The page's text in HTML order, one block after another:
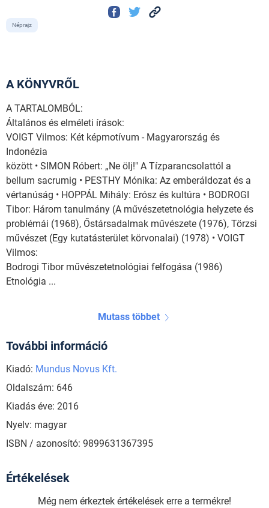
Néprajz
A KÖNYVRŐL
A TARTALOMBÓL:
Általános és elméleti írások:
VOIGT Vilmos: Két képmotívum - Magyarország és
Indonézia
között • SIMON Róbert: „Ne ölj!" A Tízparancsolattól a
bellum sacrumig • PESTHY Mónika: Az emberáldozat és a
vértanúság • HOPPÁL Mihály: Erósz és kultúra • BODROGI
Tibor: Három tanulmány (A művészetetnológia helyzete és
problémái (1968), Őstársadalmak művészete (1976), Törzsi
művészet (Egy kutatásterület körvonalai) (1978) • VOIGT
Vilmos:
Bodrogi Tibor művészetetnológiai felfogása (1986)
Etnológia ...
Mutass többet
További információ
Kiadó: Mundus Novus Kft.
Oldalszám: 646
Kiadás éve: 2016
Nyelv: magyar
ISBN / azonosító: 9899631367395
Értékelések
Még nem érkeztek értékelések erre a termékre!